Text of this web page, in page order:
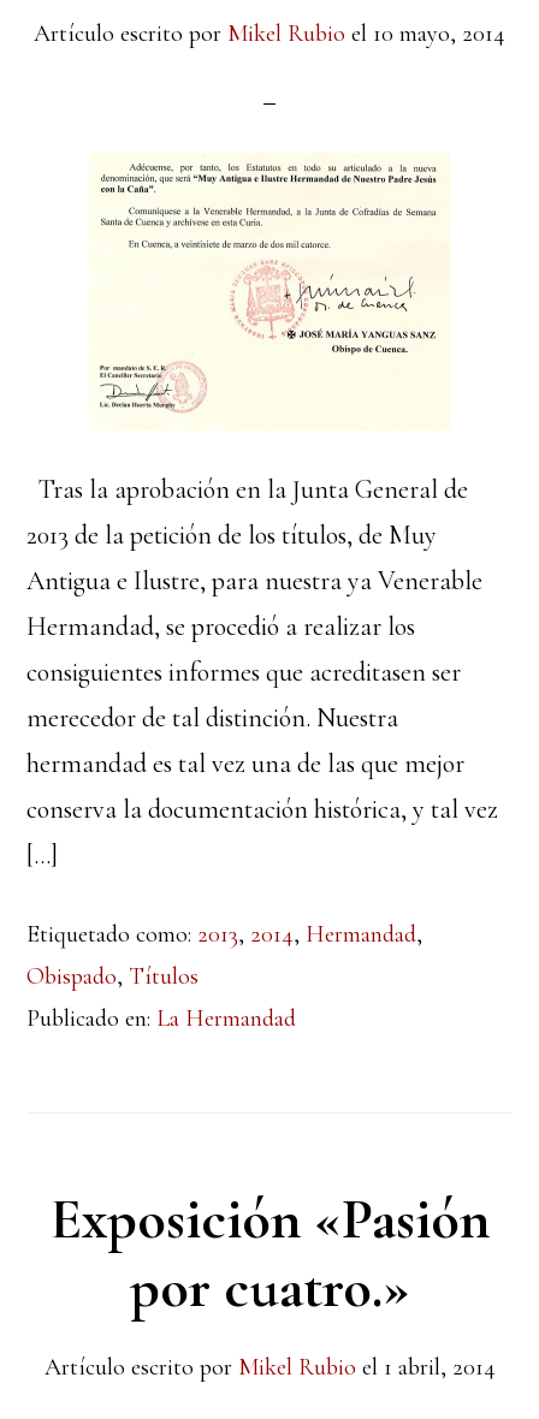
Artículo escrito por Mikel Rubio el 10 mayo, 2014
Tras la aprobación en la Junta General de
2013 de la petición de los títulos, de Muy
Antigua e Ilustre, para nuestra ya Venerable
Hermandad, se procedió a realizar los
consiguientes informes que acreditasen ser
merecedor de tal distinción. Nuestra
hermandad es tal vez una de las que mejor
conserva la documentación histórica, y tal vez
[…]
Etiquetado como: 2013, 2014, Hermandad,
Obispado, Títulos
Publicado en: La Hermandad
Exposición «Pasión
por cuatro.»
Artículo escrito por Mikel Rubio el 1 abril, 2014